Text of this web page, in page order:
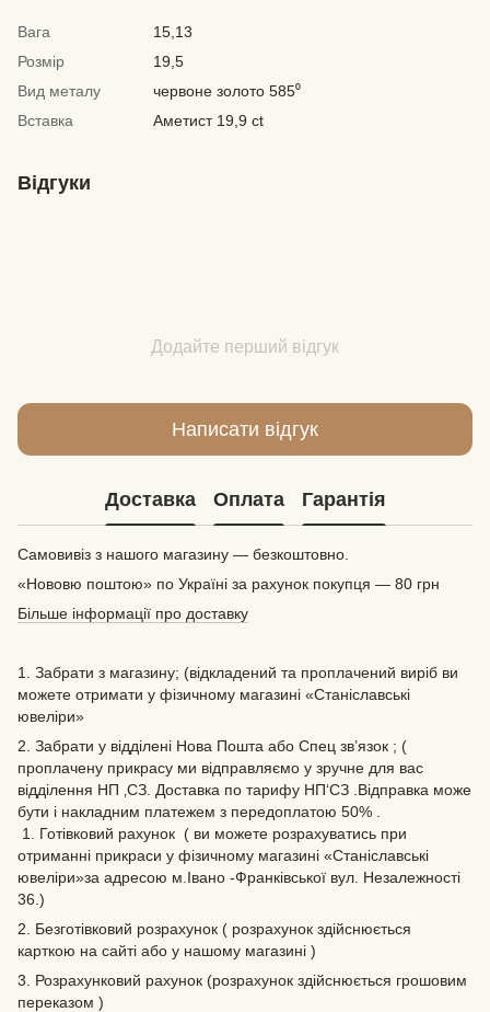
Вага
15,13
Розмір
19,5
Вид металу
червоне золото 585⁰
Вставка
Аметист 19,9 ct
Відгуки
Додайте перший відгук
Написати відгук
Доставка Оплата Гарантія
Самовивіз з нашого магазину — безкоштовно.
«Нововю поштою» по Україні за рахунок покупця — 80 грн
Більше інформації про доставку
1. Забрати з магазину; (відкладений та проплачений виріб ви
можете отримати у фізичному магазині «Станіславські
ювеліри»
2. Забрати у відділені Нова Пошта або Спец зв’язок ; (
проплачену прикрасу ми відправляємо у зручне для вас
відділення НП ‚СЗ. Доставка по тарифу НП‘СЗ .Відправка може
бути і накладним платежем з передоплатою 50% .
1. Готівковий рахунок ( ви можете розрахуватись при
отриманні прикраси у фізичному магазині «Станіславські
ювеліри»за адресою м.Івано -Франківської вул. Незалежності
36.)
2. Безготівковий розрахунок ( розрахунок здійснюється
карткою на сайті або у нашому магазині )
3. Розрахунковий рахунок (розрахунок здійснюється грошовим
переказом )